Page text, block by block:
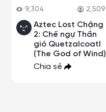
9,304 2,509
Aztec Lost Chặng
2: Chế ngự Thần
gió Quetzalcoatl
(The God of Wind)
Chia sẻ